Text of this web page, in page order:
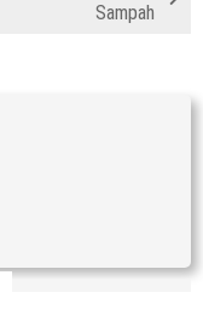
Sampah